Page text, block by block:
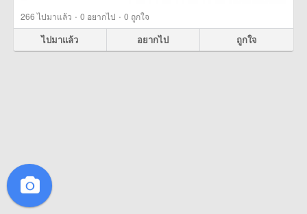
266ไปมาแล้ว · 0 อยากไป · 0 ถูกใจ
ไปมาแล้ว อยากไป ถูกใจ